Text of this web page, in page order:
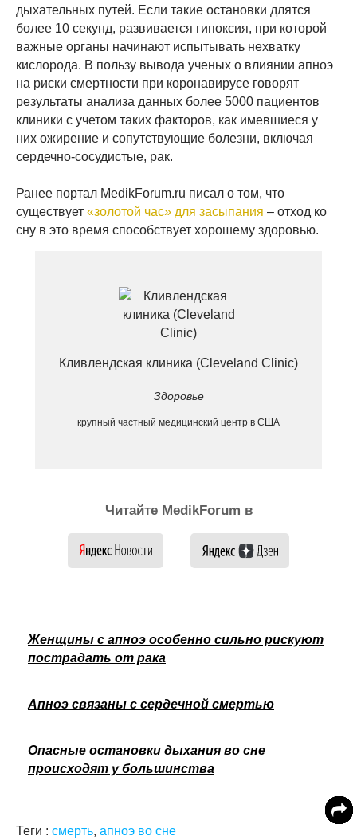
дыхательных путей. Если такие остановки длятся
более 10 секунд, развивается гипоксия, при которой
важные органы начинают испытывать нехватку
кислорода. В пользу вывода ученых о влиянии апноэ
на риски смертности при коронавирусе говорят
результаты анализа данных более 5000 пациентов
клиники с учетом таких факторов, как имевшиеся у
них ожирение и сопутствующие болезни, включая
сердечно-сосудистые, рак.
Ранее портал MedikForum.ru писал о том, что
существует «золотой час» для засыпания – отход ко
сну в это время способствует хорошему здоровью.
Кливлендская клиника (Cleveland Clinic)
Здоровье
крупный частный медицинский центр в США
Читайте MedikForum в
Женщины с апноэ особенно сильно рискуют
пострадать от рака
Апноэ связаны с сердечной смертью
Опасные остановки дыхания во сне
происходят у большинства
Теги : смерть, апноэ во сне